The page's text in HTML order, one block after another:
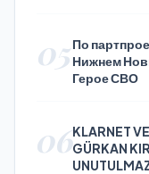
05По
Нижнем
Герое СВО
06KLARNET
GÜRKAN